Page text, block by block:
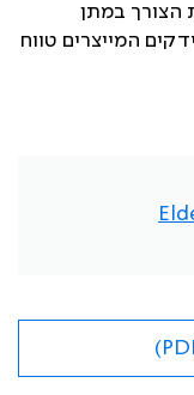
הצורך במתן
המייצרים טווח